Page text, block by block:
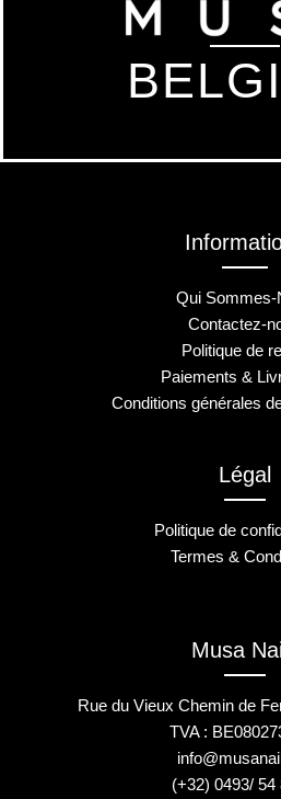
Qui Sommes-
Contactez-
Politique de
Paiements &
Conditions générales
Légal
Politique de
Termes &
Musa
Rue du Vieux Chemin de
TVA :
(+32) 0493/ 54